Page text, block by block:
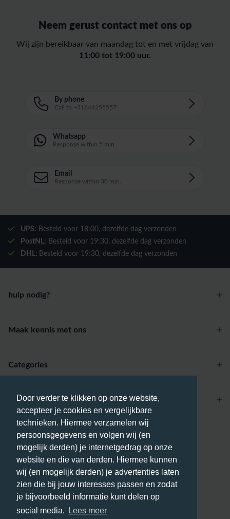
Door verder te klikken op onze website,
accepteer je cookies en vergelijkbare
technieken. Hiermee verzamelen wij
persoonsgegevens en volgen wij (en
mogelijk derden) je internetgedrag op onze
website en die van derden. Hiermee kunnen
wij (en mogelijk derden) je advertenties laten
zien die bij jouw interesses passen en zodat
je bijvoorbeeld informatie kunt delen op
social media.
Lees meer
Neem gerust contact met ons op
Wij zijn bereikbaar van maandag tot en met vrijdag van
11:00 tot 19:00 uur.
By phone
Call to +31644255557
Whatsapp
Response within 5 min.
Email
Response within 30 min.
UPS: Besteld voor 18:00, dezelfde dag verzonden
PostNL: Besteld voor 19:30, dezelfde dag verzonden
DHL: Besteld voor 19:30, dezelfde dag verzonden
hulp nodig?
Maak kennis met ons
Betaalmethodes
Bezorgmethodes
Categories
Account